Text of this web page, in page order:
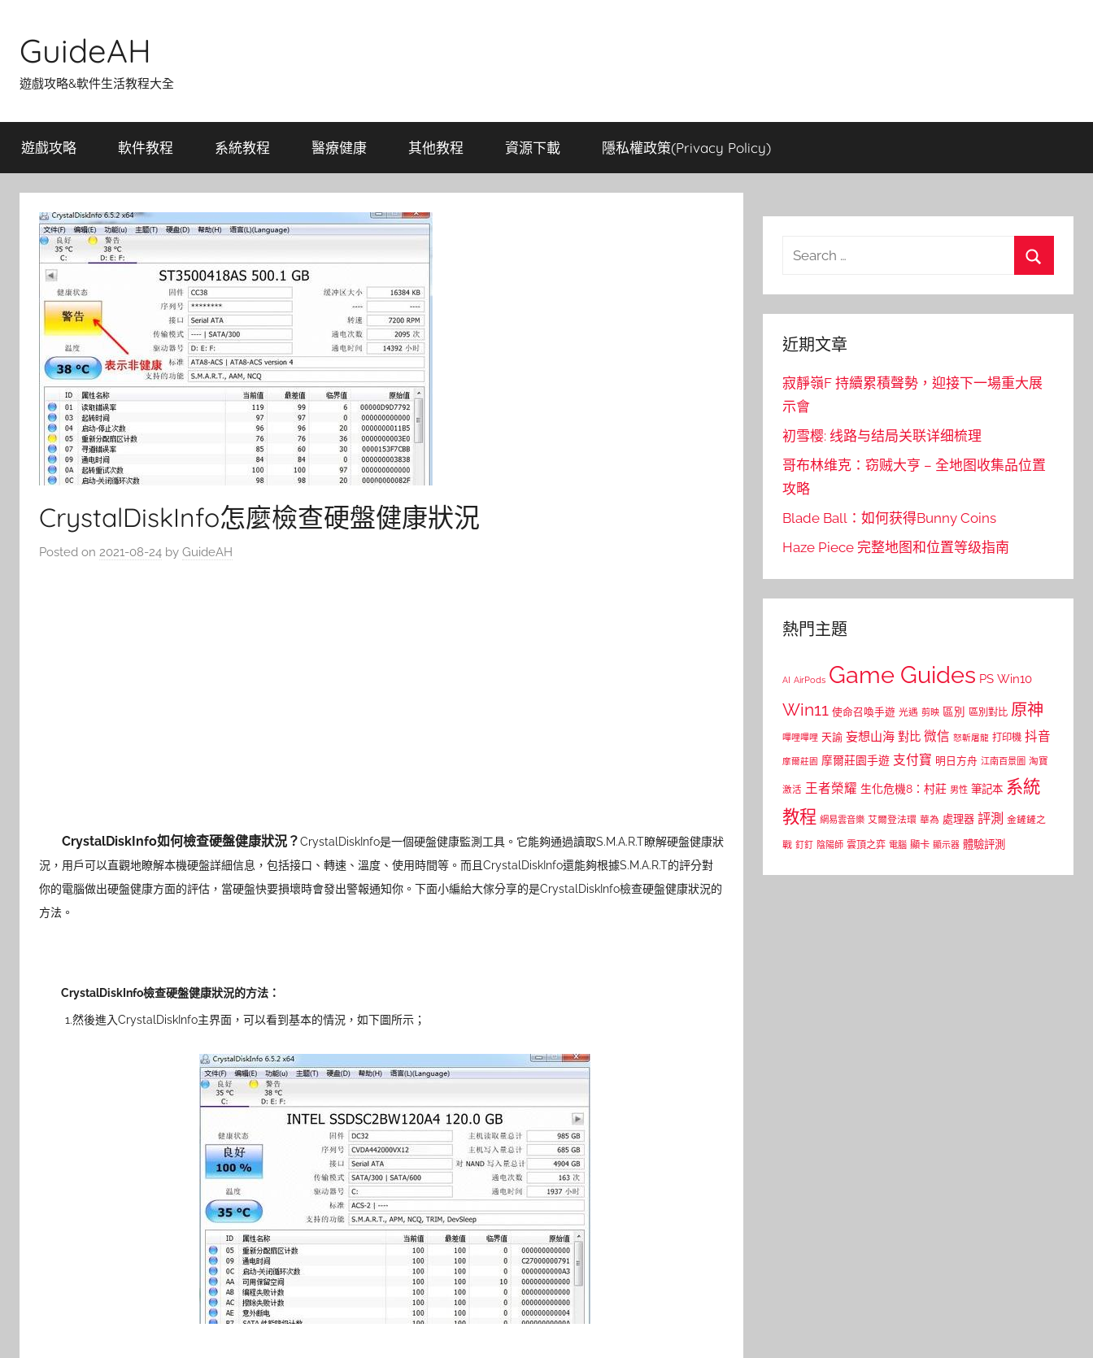
content
GuideAH
遊戲攻略&軟件生活教程大全
遊戲攻略 軟件教程 系統教程 醫療健康 其他教程 資源下載 隱私權政策(Privacy Policy)
CrystalDiskInfo怎麼檢查硬盤健康狀況
Posted on 2021-08-24 by GuideAH
CrystalDiskInfo如何檢查硬盤健康狀況？CrystalDiskInfo是一個硬盤健康監測工具。它能夠通過讀取S.M.A.R.T瞭解硬盤健康狀
況，用戶可以直觀地瞭解本機硬盤詳細信息，包括接口、轉速、溫度、使用時間等。而且CrystalDiskInfo還能夠根據S.M.A.R.T的評分對
你的電腦做出硬盤健康方面的評估，當硬盤快要損壞時會發出警報通知你。下面小編給大傢分享的是CrystalDiskInfo檢查硬盤健康狀況的
方法。
CrystalDiskInfo檢查硬盤健康狀況的方法：
1.然後進入CrystalDiskInfo主界面，可以看到基本的情況，如下圖所示；
Search
近期文章
寂靜嶺F 持續累積聲勢，迎接下一場重大展
示會
初雪樱: 线路与结局关联详细梳理
哥布林维克：窃贼大亨 – 全地图收集品位置
攻略
Blade Ball：如何获得Bunny Coins
Haze Piece 完整地图和位置等级指南
熱門主題
AI AirPods Game Guides PS Win10
Win11 使命召喚手遊 光遇 剪映 區別 區別對比 原神
嗶哩嗶哩 天諭 妄想山海 對比 微信 怒斬屠龍 打印機 抖音
摩爾莊園 摩爾莊園手遊 支付寶 明日方舟 江南百景圖 淘寶
激活 王者榮耀 生化危機8：村莊 男性 筆記本 系統
教程 網易雲音樂 艾爾登法環 華為 處理器 評測 金鏟鏟之
戰 釘釘 陰陽師 雲頂之弈 電腦 顯卡 顯示器 體驗評測